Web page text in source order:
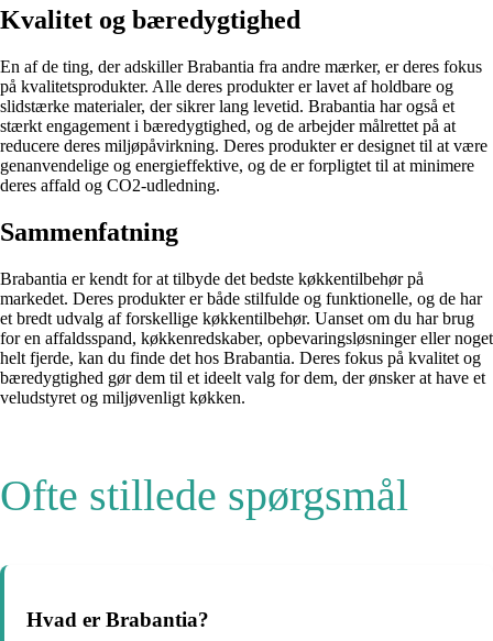
Kvalitet og bæredygtighed
En af de ting, der adskiller Brabantia fra andre mærker, er deres fokus
på kvalitetsprodukter. Alle deres produkter er lavet af holdbare og
slidstærke materialer, der sikrer lang levetid. Brabantia har også et
stærkt engagement i bæredygtighed, og de arbejder målrettet på at
reducere deres miljøpåvirkning. Deres produkter er designet til at være
genanvendelige og energieffektive, og de er forpligtet til at minimere
deres affald og CO2-udledning.
Sammenfatning
Brabantia er kendt for at tilbyde det bedste køkkentilbehør på
markedet. Deres produkter er både stilfulde og funktionelle, og de har
et bredt udvalg af forskellige køkkentilbehør. Uanset om du har brug
for en affaldsspand, køkkenredskaber, opbevaringsløsninger eller noget
helt fjerde, kan du finde det hos Brabantia. Deres fokus på kvalitet og
bæredygtighed gør dem til et ideelt valg for dem, der ønsker at have et
veludstyret og miljøvenligt køkken.
Ofte stillede spørgsmål
Hvad er Brabantia?